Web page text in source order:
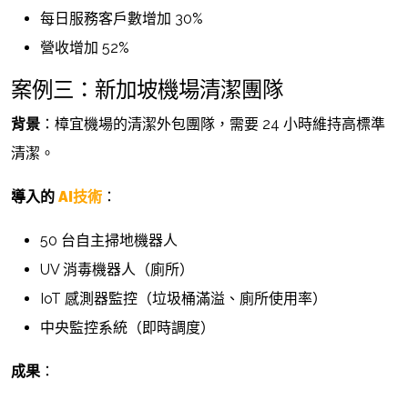
每日服務客戶數增加 30%
營收增加 52%
案例三：新加坡機場清潔團隊
背景 ：樟宜機場的清潔外包團隊，需要 24 小時維持高標準
清潔。
導入的 AI技術 ：
50 台自主掃地機器人
UV 消毒機器人（廁所）
IoT 感測器監控（垃圾桶滿溢、廁所使用率）
中央監控系統（即時調度）
成果：